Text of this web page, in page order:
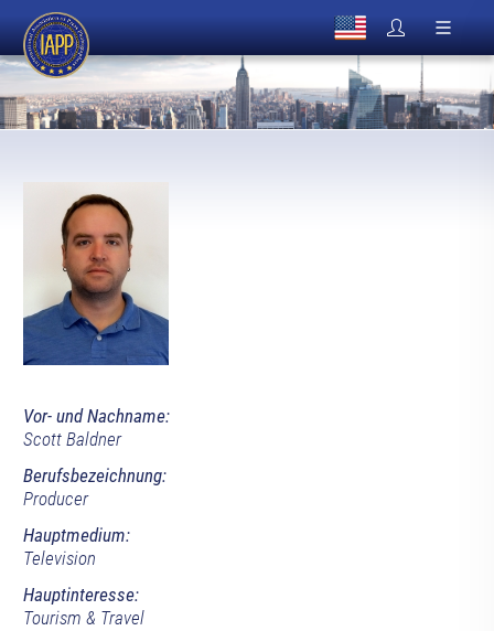
Vor- und Nachname:
Scott Baldner
Berufsbezeichnung:
Producer
Hauptmedium:
Television
Hauptinteresse:
Tourism & Travel